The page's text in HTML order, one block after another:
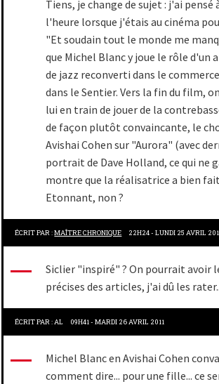
Tiens, je change de sujet : j'ai
l'heure lorsque j'étais au cinéma
"Et soudain tout le monde me
que Michel Blanc y joue le rôle d'un
de jazz reconverti dans le
dans le Sentier. Vers la fin du film,
lui en train de jouer de la
de façon plutôt convaincante, le
Avishai Cohen sur "Aurora" (avec
portrait de Dave Holland, ce qui ne
montre que la réalisatrice a bien
Etonnant, non ?
ÉCRIT PAR :MAÎTRE CHRONIQUE 22H24-LUNDI 25 AVRIL
Siclier "inspiré" ? On pourrait avoir
précises des articles, j'ai dû les
ÉCRIT PAR :AL 09H41-MARDI 26AVRIL 2011
Michel Blanc en Avishai Cohen
comment dire... pour une fille... ce